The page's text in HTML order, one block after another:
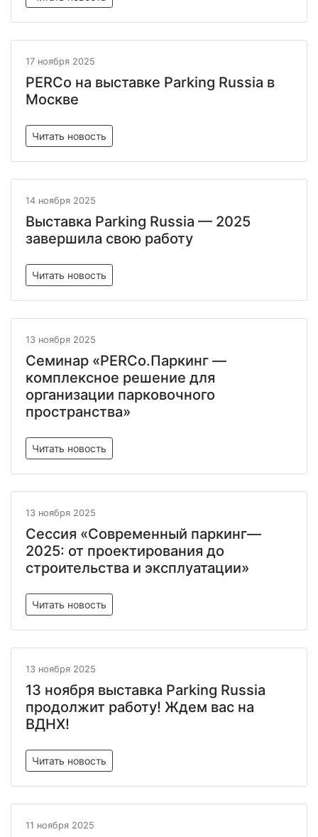
17 ноября 2025
PERCo на выставке Parking Russia в
Москве
Читать новость
14 ноября 2025
Выставка Parking Russia — 2025
завершила свою работу
Читать новость
13 ноября 2025
Семинар «PERCo.Паркинг —
комплексное решение для
организации парковочного
пространства»
Читать новость
13 ноября 2025
Сессия «Современный паркинг—
2025: от проектирования до
строительства и эксплуатации»
Читать новость
13 ноября 2025
13 ноября выставка Pаrking Russia
продолжит работу! Ждем вас на
ВДНХ!
Читать новость
11 ноября 2025